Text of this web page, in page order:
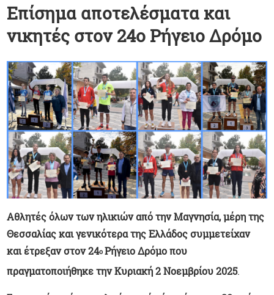
Επίσημα αποτελέσματα και
νικητές στον 24ο Ρήγειο Δρόμο
Αθλητές όλων των ηλικιών από την Μαγνησία, μέρη της
Θεσσαλίας και γενικότερα της Ελλάδος συμμετείχαν
και έτρεξαν στον 24ο Ρήγειο Δρόμο που
πραγματοποιήθηκε την Κυριακή 2 Νοεμβρίου 2025.